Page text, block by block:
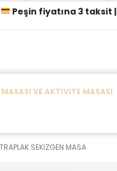
Peşin fiyatına 3 taksit |
VE AKTIVITE MASASI
SEKIZGEN MASA